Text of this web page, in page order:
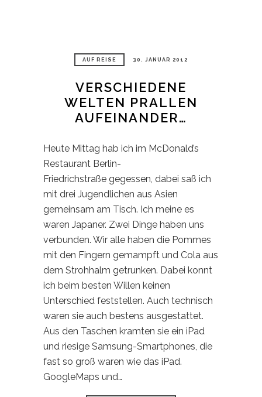
AUF REISE 30. JANUAR 2012
VERSCHIEDENE
WELTEN PRALLEN
AUFEINANDER…
Heute Mittag hab ich im McDonald’s
Restaurant Berlin-
Friedrichstraße gegessen, dabei saß ich
mit drei Jugendlichen aus Asien
gemeinsam am Tisch. Ich meine es
waren Japaner. Zwei Dinge haben uns
verbunden. Wir alle haben die Pommes
mit den Fingern gemampft und Cola aus
dem Strohhalm getrunken. Dabei konnt
ich beim besten Willen keinen
Unterschied feststellen. Auch technisch
waren sie auch bestens ausgestattet.
Aus den Taschen kramten sie ein iPad
und riesige Samsung-Smartphones, die
fast so groß waren wie das iPad.
GoogleMaps und…